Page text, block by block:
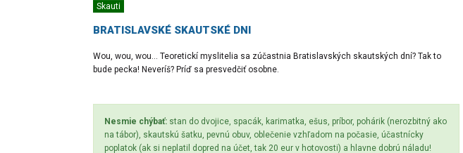
Skauti
BRATISLAVSKÉ SKAUTSKÉ DNI
Wou, wou, wou... Teoretickí myslitelia sa zúčastnia Bratislavských skautských dní? Tak to
bude pecka! Neveríš? Príď sa presvedčiť osobne.
Nesmie chýbať: stan do dvojice, spacák, karimatka, ešus, príbor, pohárik (nerozbitný ako
na tábor), skautskú šatku, pevnú obuv, oblečenie vzhľadom na počasie, účastnícky
poplatok (ak si neplatil dopred na účet, tak 20 eur v hotovosti) a hlavne dobrú náladu!